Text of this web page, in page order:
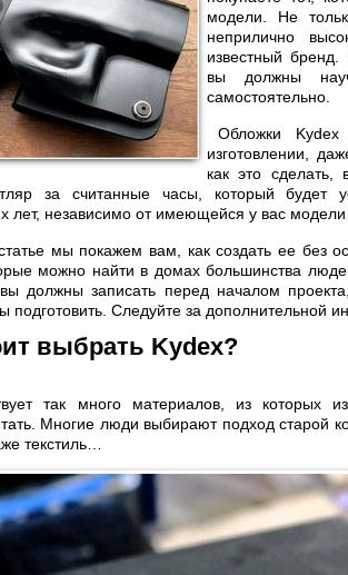
модели. Не
неприлично
известный
вы должны
самостоятельно.
Обложки
изготовлении,
как это сделать,
за считанные часы, который будет
лет, независимо от имеющейся у вас модели
мы покажем вам, как создать ее без
можно найти в домах большинства
должны записать перед началом
подготовить. Следуйте за дополнительной
выбрать Kydex?
так много материалов, из которых
Многие люди выбирают подход старой
текстиль…